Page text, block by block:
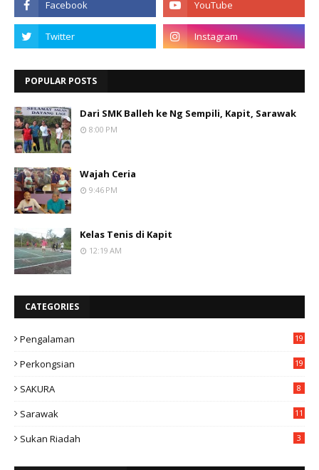
POPULAR POSTS
Dari SMK Balleh ke Ng Sempili, Kapit, Sarawak
8:00 PM
Wajah Ceria
9:46 PM
Kelas Tenis di Kapit
12:19 AM
CATEGORIES
Pengalaman 19
Perkongsian 19
SAKURA 8
Sarawak 11
Sukan Riadah 3